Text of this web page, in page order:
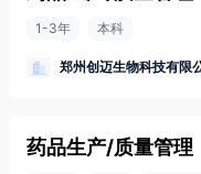
1-3年 本科
郑州创迈生物科技有限
药品生产/质量管理